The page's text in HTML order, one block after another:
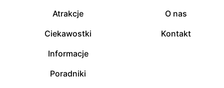
Atrakcje
Ciekawostki
Informacje
Poradniki
O nas
Kontakt